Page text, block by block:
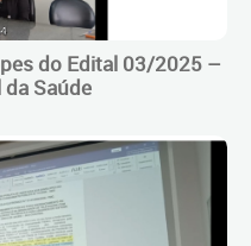
do Edital 03/2025 –
Saúde